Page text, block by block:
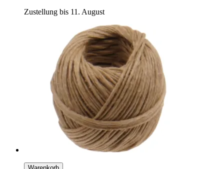
Zustellung bis 11. August